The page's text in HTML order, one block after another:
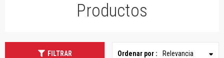
Productos
FILTRAR Ordenar por : Relevancia